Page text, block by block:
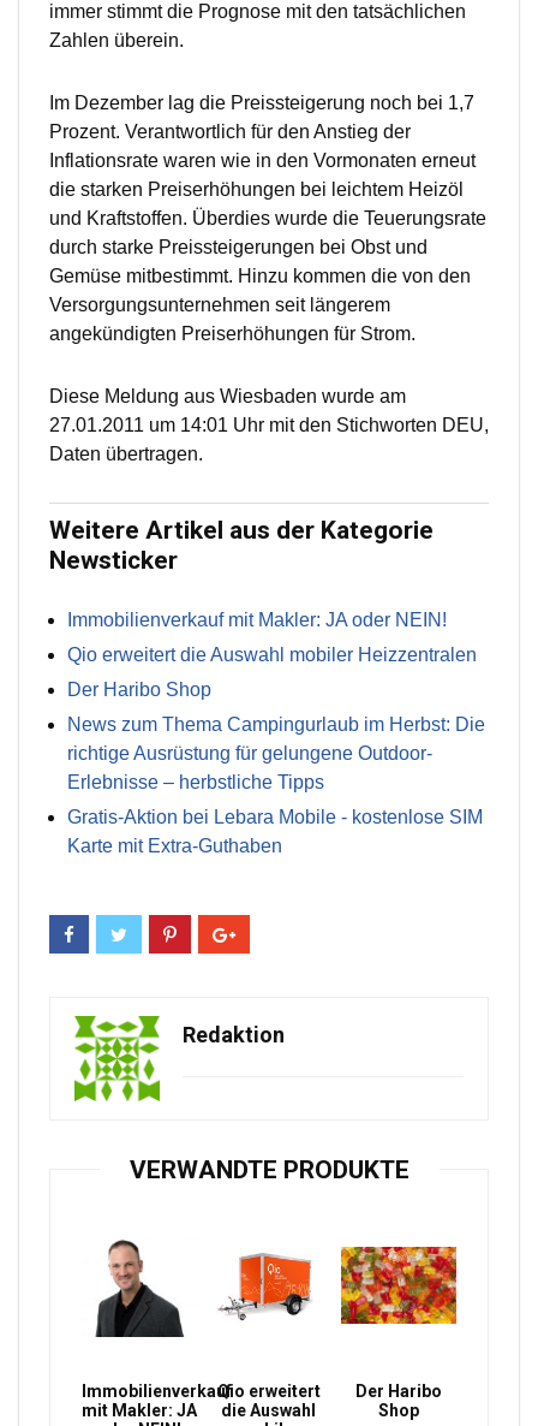
immer stimmt die Prognose mit den tatsächlichen
Zahlen überein.
Im Dezember lag die Preissteigerung noch bei 1,7
Prozent. Verantwortlich für den Anstieg der
Inflationsrate waren wie in den Vormonaten erneut
die starken Preiserhöhungen bei leichtem Heizöl
und Kraftstoffen. Überdies wurde die Teuerungsrate
durch starke Preissteigerungen bei Obst und
Gemüse mitbestimmt. Hinzu kommen die von den
Versorgungsunternehmen seit längerem
angekündigten Preiserhöhungen für Strom.
Diese Meldung aus Wiesbaden wurde am
27.01.2011 um 14:01 Uhr mit den Stichworten DEU,
Daten übertragen.
Weitere Artikel aus der Kategorie
Newsticker
Immobilienverkauf mit Makler: JA oder NEIN!
Qio erweitert die Auswahl mobiler Heizzentralen
Der Haribo Shop
News zum Thema Campingurlaub im Herbst: Die
richtige Ausrüstung für gelungene Outdoor-
Erlebnisse – herbstliche Tipps
Gratis-Aktion bei Lebara Mobile - kostenlose SIM
Karte mit Extra-Guthaben
Redaktion
VERWANDTE PRODUKTE
Immobilienverkauf
mit Makler: JA
Qio erweitert
die Auswahl
Der Haribo
Shop